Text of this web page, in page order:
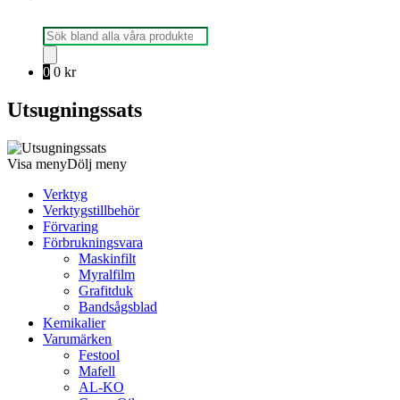
Produktsökning
0 0 kr
Utsugningssats
Visa menyDölj meny
Verktyg
Verktygstillbehör
Förvaring
Förbrukningsvara
Maskinfilt
Myralfilm
Grafitduk
Bandsågsblad
Kemikalier
Varumärken
Festool
Mafell
AL-KO